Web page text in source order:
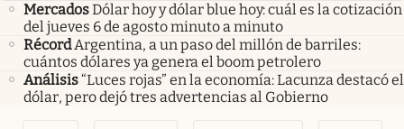
MercadosDólar hoy y dólar blue hoy: cuál es la cotización
del jueves 6 de agosto minuto a minuto
RécordArgentina, a un paso del millón de barriles:
cuántos dólares ya genera el boom petrolero
Análisis“Luces rojas” en la economía: Lacunza destacó el
dólar, pero dejó tres advertencias al Gobierno